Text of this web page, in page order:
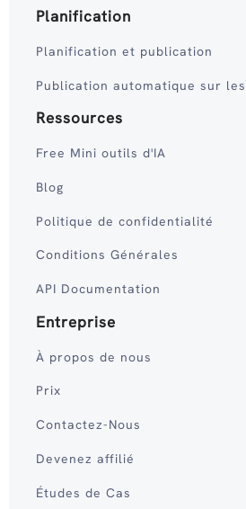
Planification
Planification et publication
Publication automatique sur
Ressources
Free Mini outils d'IA
Blog
Politique de confidentialité
Conditions Générales
API Documentation
Entreprise
À propos de nous
Prix
Contactez-Nous
Devenez affilié
Études de Cas